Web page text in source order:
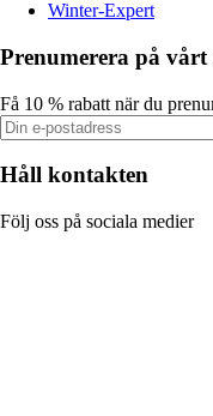
Winter-Expert
Prenumerera på vårt
Få 10 % rabatt när du
Håll kontakten
Följ oss på sociala medier